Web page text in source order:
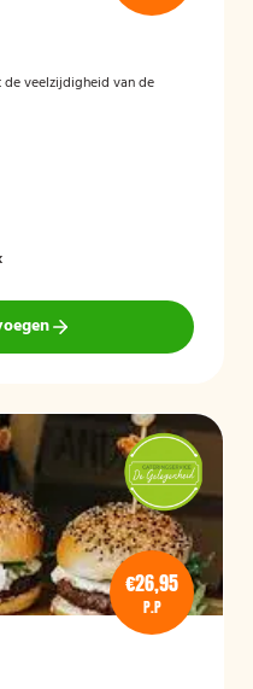
veelzijdigheid van de
€26,95
P.P